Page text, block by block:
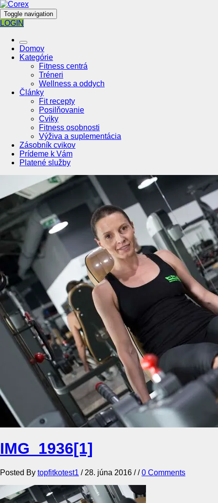
Toggle navigation
LOGIN
Domov
Kategórie
Fitness centrá
Tréneri
Wellness a oddych
Články
Fit recepty
Posilňovanie
Cviky
Fitness osobnosti
Výživa a suplementácia
Zásobník cvikov
Prídeme k Vám
Platené služby
IMG_1936[1]
Posted By topfitkotest1 / 28. júna 2016 / /0 Comments